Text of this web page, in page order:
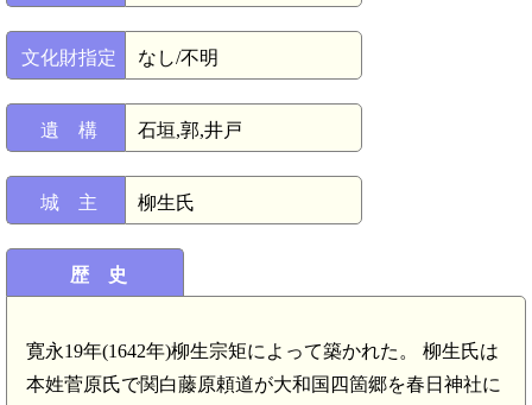
文化財指定 なし/不明
遺 構 石垣,郭,井戸
城 主 柳生氏
歴 史
寛永19年(1642年)柳生宗矩によって築かれた。 柳生氏は
本姓菅原氏で関白藤原頼道が大和国四箇郷を春日神社に